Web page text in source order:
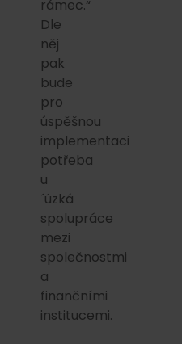
rámec.“
Dle
něj
pak
bude
pro
úspěšnou
implementaci
potřeba
u
´úzká
spolupráce
mezi
společnostmi
a
finančními
institucemi.